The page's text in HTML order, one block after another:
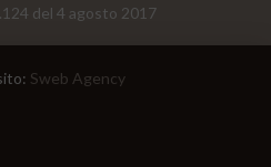
del 4 agosto 2017
Sweb Agency